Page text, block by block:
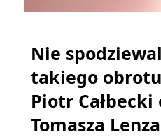
Nie
takiego
Piotr
Tomasza